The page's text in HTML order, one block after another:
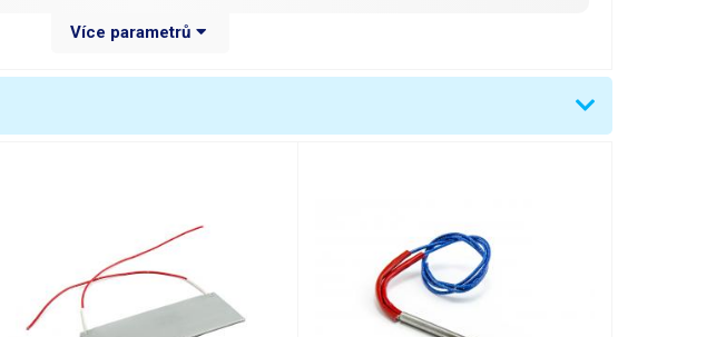
digitální (displej)
50 - 350 °C
230/50Hz
Více parametrů